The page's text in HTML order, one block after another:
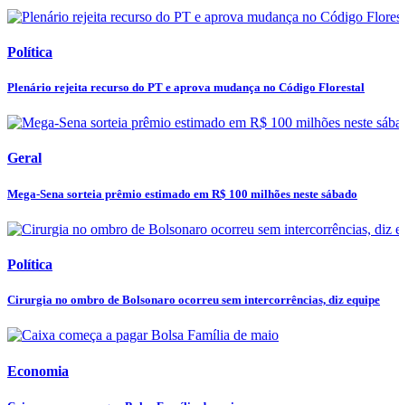
Política
Plenário rejeita recurso do PT e aprova mudança no Código Florestal
Geral
Mega-Sena sorteia prêmio estimado em R$ 100 milhões neste sábado
Política
Cirurgia no ombro de Bolsonaro ocorreu sem intercorrências, diz equipe
Economia